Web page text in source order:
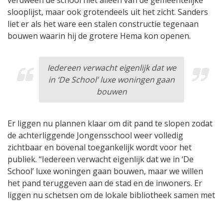
slooplijst, maar ook grotendeels uit het zicht. Sanders
liet er als het ware een stalen constructie tegenaan
bouwen waarin hij de grotere Hema kon openen.
Iedereen verwacht eigenlijk dat we
in ‘De School’ luxe woningen gaan
bouwen
Er liggen nu plannen klaar om dit pand te slopen zodat
de achterliggende Jongensschool weer volledig
zichtbaar en bovenal toegankelijk wordt voor het
publiek. “Iedereen verwacht eigenlijk dat we in ‘De
School’ luxe woningen gaan bouwen, maar we willen
het pand teruggeven aan de stad en de inwoners. Er
liggen nu schetsen om de lokale bibliotheek samen met